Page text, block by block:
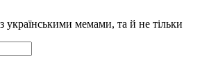
українськими мемами, та й не тільки